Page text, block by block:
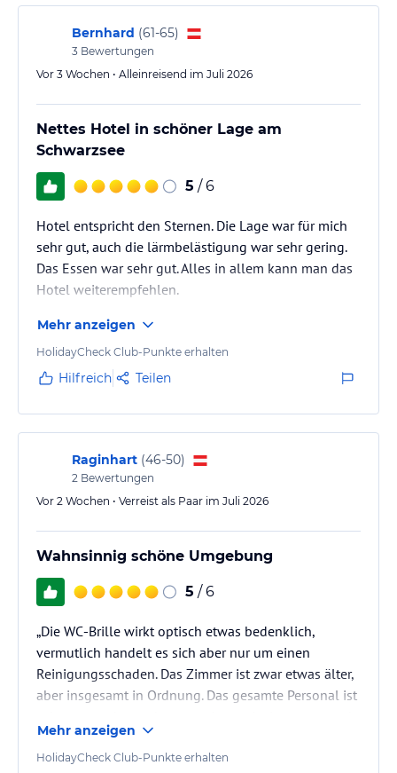
Drink genießen können.
Sport und Unterhaltung
Das Bruggerhof - Camping, Restaurant, Hotel bietet eine Vielzahl
Wellnessbereich umfasst einen Innenpool, fünf Saunen, einen
Whirlpool und eine Sonnenterrasse. Gäste können auch den
Fitnessraum nutzen, Tischtennis spielen oder in der Umgebung
wandern und skifahren.
Hinweis:
Verfasst von HolidayCheck mit Hilfe von KI. Alle
verbindlichen Angebotsdetailsdes jeweiligen Veranstalters.
Bernhard (61-65)
3 Bewertungen
Vor 3 Wochen • Alleinreisend im Juli 2026
Nettes Hotel in schöner Lage am
Schwarzsee
5 / 6
Hotel entspricht den Sternen. Die Lage war für mich
sehr gut, auch die lärmbelästigung war sehr gering.
Das Essen war sehr gut. Alles in allem kann man das
Hotel weiterempfehlen.
Mehr anzeigen
HolidayCheck Club-Punkte erhalten
Hilfreich Teilen
Raginhart (46-50)
2 Bewertungen
Vor 2 Wochen • Verreist als Paar im Juli 2026
Wahnsinnig schöne Umgebung
5 / 6
„Die WC‑Brille wirkt optisch etwas bedenklich,
vermutlich handelt es sich aber nur um einen
Reinigungsschaden. Das Zimmer ist zwar etwas älter,
aber insgesamt in Ordnung. Das gesamte Personal ist
bemüht. Die Küche ist top, mit vielen Bio‑Produkten
in hervorragender Qualität. Wir kommen sicher
Mehr anzeigen
HolidayCheck Club-Punkte erhalten